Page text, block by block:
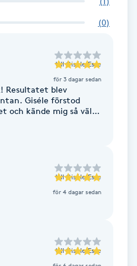
(0)
till Giséle Esse
för 3 dagar sedan
Resultatet blev
Giséle förstod
och kände mig så väl
till Giséle Esse
för 4 dagar sedan
till Giséle Esse